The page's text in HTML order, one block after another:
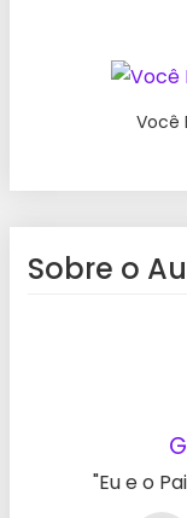
Você
Sobre o
"Eu e o